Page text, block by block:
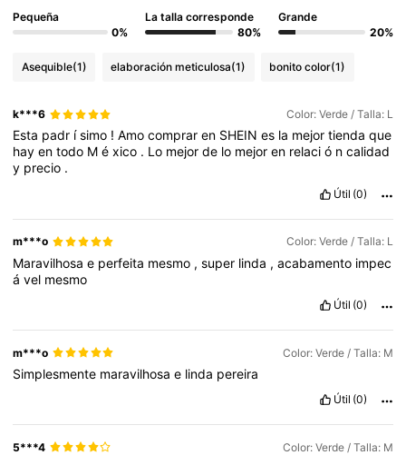
Pequeña
0%
La talla corresponde
80%
Grande
20%
Asequible(1) elaboración meticulosa(1) bonito color(1)
k***6 Color: Verde / Talla: L
Esta padr ísimo !Amocompraren SHEINes la mejortiendaque
hayentodo México . Lo mejorde lo mejoren relació ncalidad
y precio .
Útil (0)
m***o Color: Verde / Talla: L
Maravilhosae perfeita mesmo ,super linda ,acabamento impec
ável mesmo
Útil (0)
m***o Color: Verde / Talla: M
Simplesmente maravilhosae linda pereira
Útil (0)
5***4 Color: Verde / Talla: M